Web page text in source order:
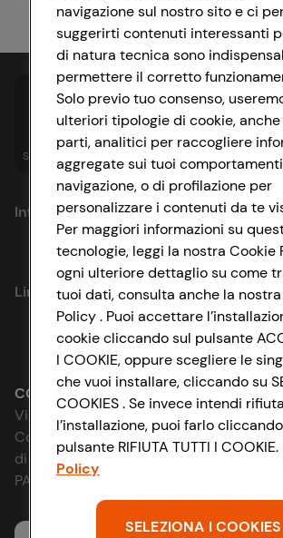
Spesa online Assicurazioni Sapori&
Informazioni
Privacy Policy
Cookie Policy
Impostazioni Cookie
Accessibilità
D&I e Parità di Genere
Strategia Fiscale
Link utili
Lavora con noi
Le cooperative
News & Approfondimenti
Richiami prodotto
Whistleblowing
CONAD SOCIETÀ COOPERATIVA
Via Michelino, 59 | 40127 BOLOGNA
Codice Fiscale e Registro Imprese
di Bologna 00865960157
PARTITA IVA 03320960374
navigazione sul nostro sito e ci
suggerirti contenuti interessanti
di natura tecnica sono
permettere il corretto
Solo previo tuo consenso,
ulteriori tipologie di cookie,
parti, analitici per raccogliere
aggregate sui tuoi
navigazione, o di profilazione per
personalizzare i contenuti da te
Per maggiori informazioni su
tecnologie, leggi la nostra Cookie
ogni ulteriore dettaglio su come
tuoi dati, consulta anche la
Policy . Puoi accettare
cookie cliccando sul pulsante
I COOKIE, oppure scegliere le
che vuoi installare, cliccando su
COOKIES . Se invece intendi
l’installazione, puoi farlo
pulsante RIFIUTA TUTTI I COOKIE.
Policy
SELEZIONA I COOKIES